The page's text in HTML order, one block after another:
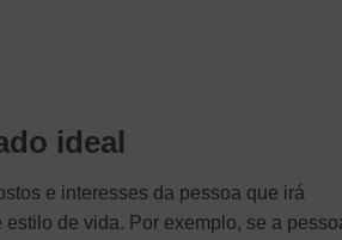
ideal
e interesses da pessoa que irá
de vida. Por exemplo, se a